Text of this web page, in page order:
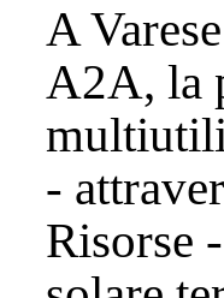
A
A2A, la
-
Risorse